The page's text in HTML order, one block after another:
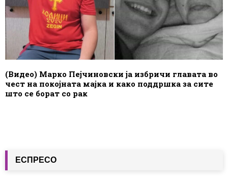
(Видео) Марко Пејчиновски ја избричи главата во
чест на покојната мајка и како поддршка за сите
што се борат со рак
ЕСПРЕСО